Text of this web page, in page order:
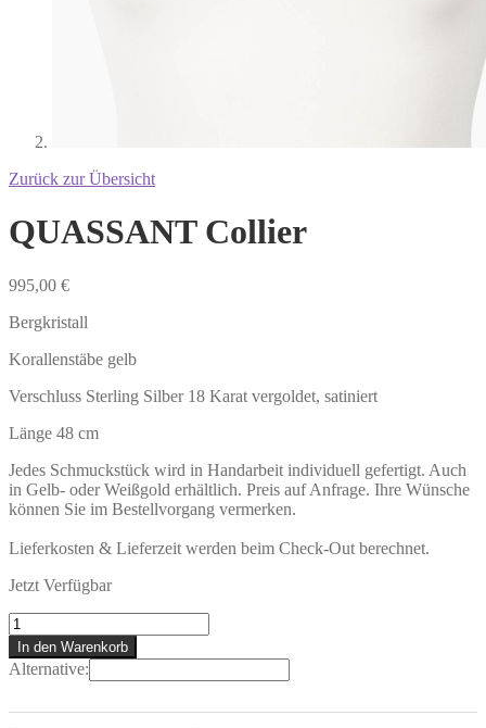
Zurück zur Übersicht
QUASSANT Collier
995,00 €
Bergkristall
Korallenstäbe gelb
Verschluss Sterling Silber 18 Karat vergoldet, satiniert
Länge 48 cm
Jedes Schmuckstück wird in Handarbeit individuell gefertigt. Auch
in Gelb- oder Weißgold erhältlich. Preis auf Anfrage. Ihre Wünsche
können Sie im Bestellvorgang vermerken.
Lieferkosten & Lieferzeit werden beim Check-Out berechnet.
Jetzt Verfügbar
QUASSANT
Collier
Menge
In den Warenkorb
Alternative: